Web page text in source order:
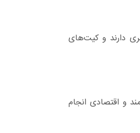
دارند و کیت‌های
و اقتصادی انجام